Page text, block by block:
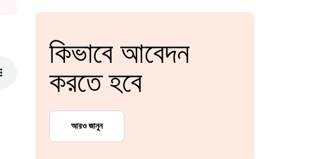
কিভাবে আবেদন
করতে হবে
আরও জানুন